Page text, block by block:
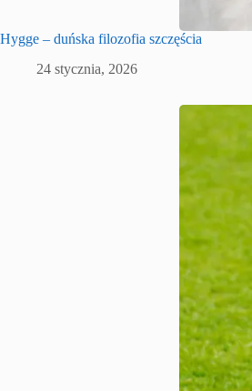
Hygge – duńska filozofia szczęścia
24 stycznia, 2026